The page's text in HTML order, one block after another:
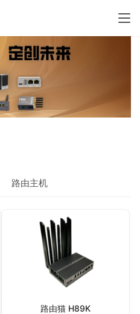
路由主机
路由猫 H89K